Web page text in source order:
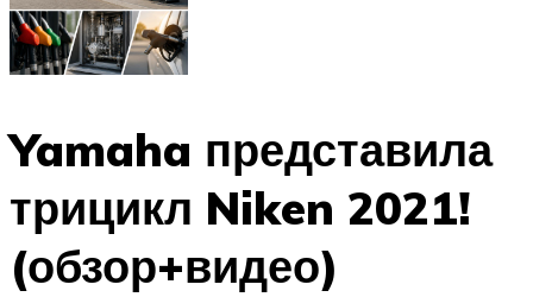
Yamaha представила
трицикл Niken 2021!
(обзор+видео)